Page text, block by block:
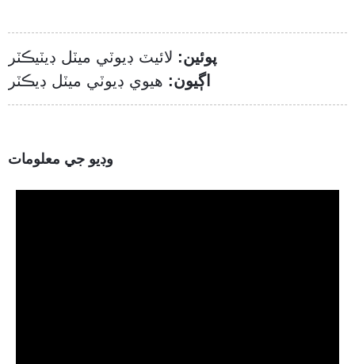
پوئين: لائيٽ ڊيوٽي ميٽل ڊيٽيڪٽر
اڳيون: هيوي ڊيوٽي ميٽل ڊيڪٽر
وڊيو جي معلومات